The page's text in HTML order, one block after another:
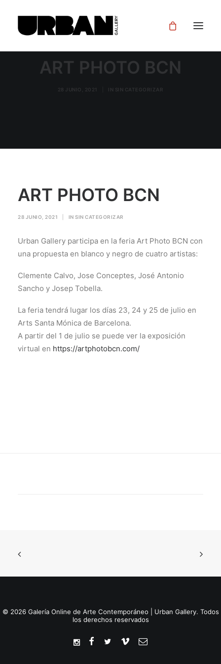
ART PHOTO BCN
28 JUNIO, 2021 IN SIN CATEGORIZAR
ART PHOTO BCN
28 JUNIO, 2021 IN SIN CATEGORIZAR
Urban Gallery participa en la feria Art Photo BCN con
una propuesta en blanco y negro de cuatro artistas:
Clemente Calvo, Jose Conceptes, José Antonio
Sancho y Josep Tobella.
La feria tendrá lugar los días 23, 24 y 25 de julio en
Arts Santa Mónica de Barcelona.
A partir del 1 de julio se puede ver la exposición
virtual en https://artphotobcn.com/
© 2026 Galería Online de Arte Contemporáneo | Urban Gallery. Todos
los derechos reservados